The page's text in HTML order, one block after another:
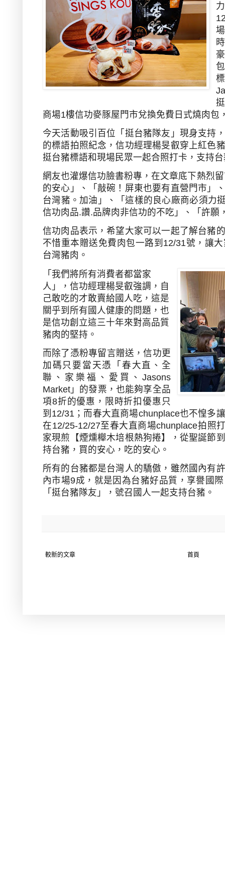
場
商場1樓信功麥豚屋門市兌換免費日式燒肉包
今天活動吸引百位「挺台豬隊友」現身支持
的標語拍照紀念，信功經理楊旻叡穿上紅色
挺台豬標語和現場民眾一起合照打卡，支持
網友也灌爆信功臉書粉專，在文章底下熱烈
的安心」、「敲碗！屏東也要有直營門市」
台灣豬。加油」、「這樣的良心廠商必須力
信功肉品.讚.品牌肉非信功的不吃」、「許願
信功肉品表示，希望大家可以一起了解台豬
不惜重本贈送免費肉包一路到 12/31號，讓
台灣豬肉。
「我們將所有消費者都當家
人」，信功經理楊旻叡強調，自
己敢吃的才敢賣給國人吃，這是
關乎到所有國人健康的問題，也
是信功創立這三十年來對高品質
豬肉的堅持。
而除了憑粉專留言贈送，信功更
加碼只要當天憑「春大直、全
聯、家樂福、愛買、 Jasons
Market 」的發票，也能夠享全品
項8折的優惠，限時折扣優惠只
到 12/31 ；而春大直商場chunplace也不惶多
在12/25-12/27至春大直商場chunplace拍照
家現煎【煙燻櫸木培根熱狗捲】，從聖誕節
持台豬，買的安心，吃的安心。
所有的台豬都是台灣人的驕傲，雖然國內有
內市場9成，就是因為台豬好品質，享譽國
「挺台豬隊友」，號召國人一起支持台豬。
較新的文章 首頁